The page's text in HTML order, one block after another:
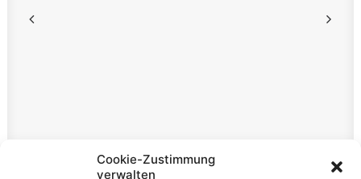
Cookie-Zustimmung
verwalten
Rechtliches